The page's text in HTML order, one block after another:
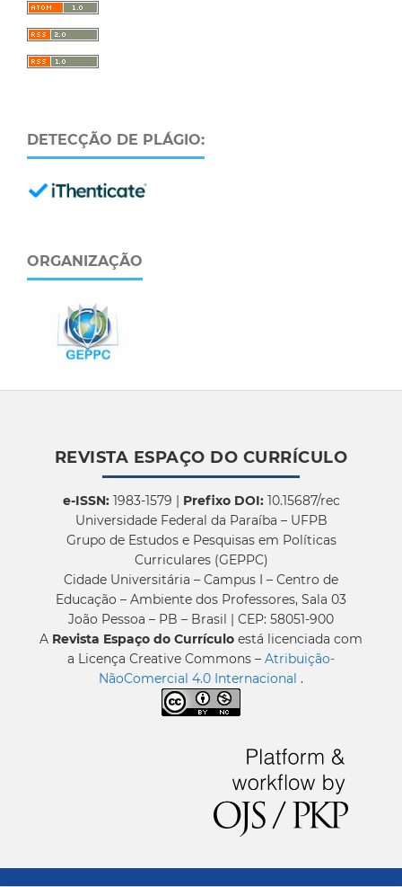
DETECÇÃO DE PLÁGIO:
ORGANIZAÇÃO
REVISTA ESPAÇO DO CURRÍCULO
e-ISSN:1983-1579 | Prefixo DOI:10.15687/rec
Universidade Federal da Paraíba – UFPB
Grupo de Estudos e Pesquisas em Políticas
Curriculares (GEPPC)
Cidade Universitária – Campus I – Centro de
Educação – Ambiente dos Professores, Sala 03
João Pessoa – PB – Brasil | CEP: 58051-900
A Revista Espaço do Currículo está licenciada com
a Licença Creative Commons – Atribuição-
NãoComercial 4.0 Internacional .